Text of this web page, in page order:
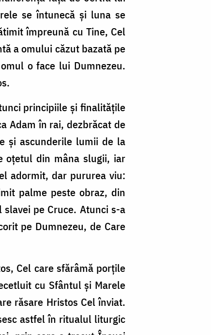
se întunecă şi luna se
împreună cu Tine, Cel
a omului căzut bazată pe
o face lui Dumnezeu.
principiile şi finalităţile
Adam în rai, dezbrăcat de
şi ascunderile lumii de la
oţetul din mâna slugii, iar
adormit, dar pururea viu:
palme peste obraz, din
pe Cruce. Atunci s-a
pe Dumnezeu, de Care
Cel care sfărâmă porţile
cu Sfântul şi Marele
răsare Hristos Cel înviat.
astfel în ritualul liturgic